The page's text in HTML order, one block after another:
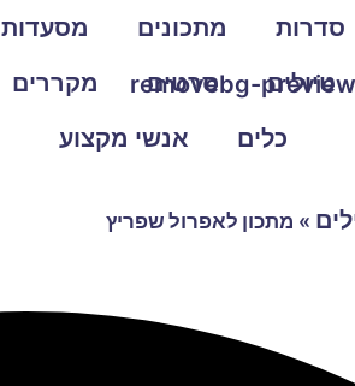
סדרות מתכונים
מסעדות
טיולים
סרטים
מקררים
כלים
אנשי מקצוע
» מתכון לאפרול שפריץ